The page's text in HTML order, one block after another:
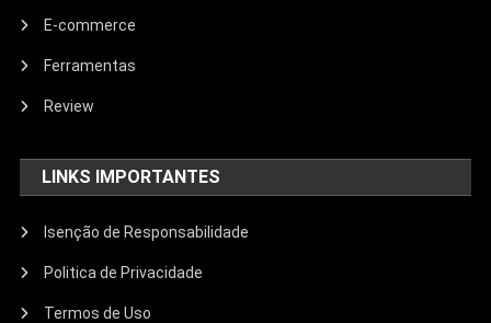
E-commerce
Ferramentas
Review
LINKS IMPORTANTES
Isenção de Responsabilidade
Politica de Privacidade
Termos de Uso